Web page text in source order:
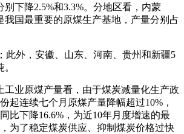
下降2.5%和3.3%。分地区看，内蒙
我国最重要的原煤生产基地，产量分别占
外，安徽、山东、河南、贵州和新疆5
业原煤产量看，由于煤炭减量化生产政
起连续七个月原煤产量降幅超过10%，
比下降16.6%，为近10年月度增速的最
为了稳定煤炭供应、抑制煤炭价格过快